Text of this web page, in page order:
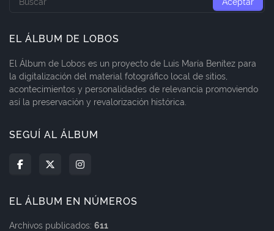
EL ÁLBUM DE LOBOS
El Álbum de Lobos es un proyecto de Luis María Benítez para
la digitalización del material fotográfico local de sitios,
acontecimientos y personalidades de relevancia promoviendo
así la preservación y revalorización histórica.
SEGUÍ AL ÁLBUM
EL ÁLBUM EN NÚMEROS
Archivos publicados: 611